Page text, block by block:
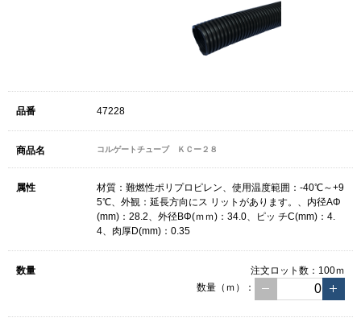
47228
コルゲートチューブ ＫＣー２８
材質：難燃性ポリプロピレン、使用温度範囲：-40℃～+9
5℃、外観：延長方向にス リットがあります。、内径AΦ
(mm)：28.2、外径BΦ(ｍｍ)：34.0、ピッ チC(mm)：4.
4、肉厚D(mm)：0.35
注文ロット数： 100ｍ
数量（ｍ）：